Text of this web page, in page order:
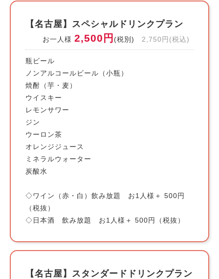
【名古屋】スペシャルドリンクプラン
お一人様 2,500円 (税別) 2,750円(税込)
瓶ビール
ノンアルコールビール（小瓶）
焼酎（芋・麦）
ウイスキー
レモンサワー
ジン
ウーロン茶
オレンジジュース
ミネラルウォーター
炭酸水
◇ワイン（赤・白）飲み放題 お1人様＋ 500円
（税抜）
◇日本酒 飲み放題 お1人様＋ 500円（税抜）
【名古屋】スタンダードドリンクプラン